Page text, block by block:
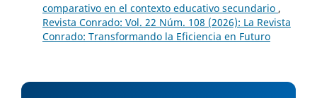
comparativo en el contexto educativo secundario ,
Revista Conrado: Vol. 22 Núm. 108 (2026): La Revista
Conrado: Transformando la Eficiencia en Futuro